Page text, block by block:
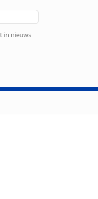
in nieuws